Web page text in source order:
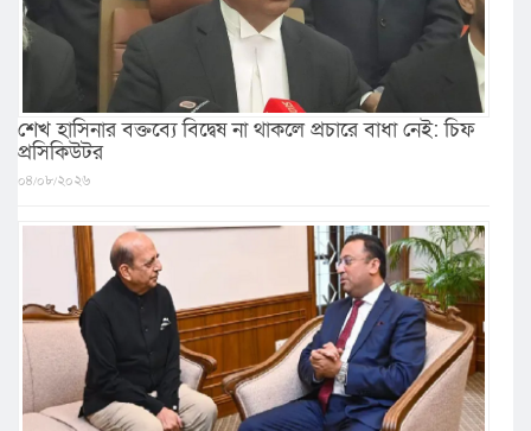
শেখ হাসিনার বক্তব্যে বিদ্বেষ না থাকলে প্রচারে বাধা নেই: চিফ
প্রসিকিউটর
০৪/০৮/২০২৬